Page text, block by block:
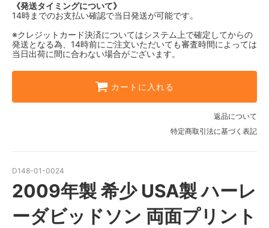
《発送タイミングについて》
14時までのお支払い確認で当日発送が可能です。
※クレジットカード決済についてはシステム上で確定してからの
発送となる為、14時前にご注文いただいても審査時間によっては
当日出荷に間に合わない場合がございます。
カートに入れる
返品について
特定商取引法に基づく表記
D148-01-0024
2009年製 希少 USA製 ハーレ
ーダビッドソン 両面プリント